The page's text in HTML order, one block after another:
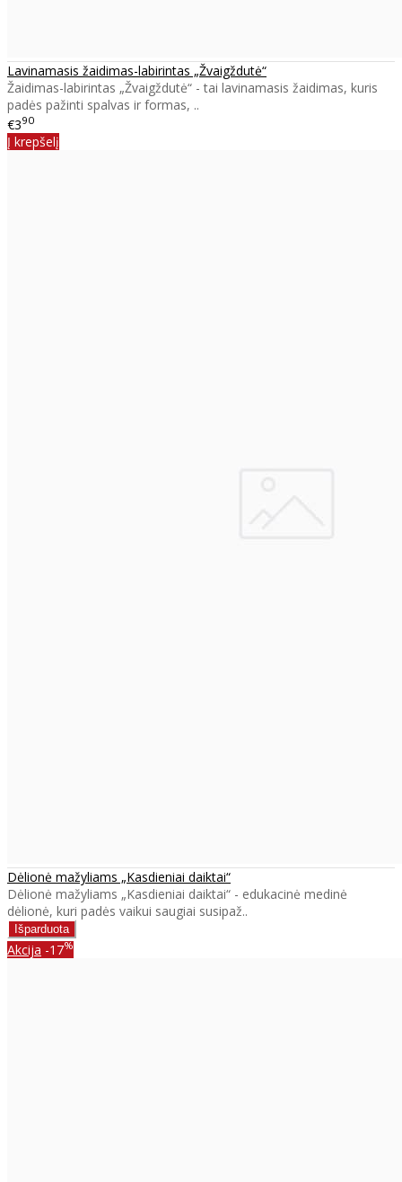
Lavinamasis žaidimas-labirintas „Žvaigždutė“
Žaidimas-labirintas „Žvaigždutė“ - tai lavinamasis žaidimas, kuris
padės pažinti spalvas ir formas, ..
€390
Į krepšelį
Dėlionė mažyliams „Kasdieniai daiktai“
Dėlionė mažyliams „Kasdieniai daiktai“ - edukacinė medinė
dėlionė, kuri padės vaikui saugiai susipaž..
Akcija -17%